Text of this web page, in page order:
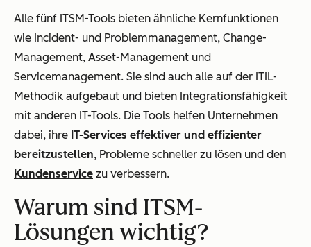
Alle fünf ITSM-Tools bieten ähnliche Kernfunktionen
wie Incident- und Problemmanagement, Change-
Management, Asset-Management und
Servicemanagement. Sie sind auch alle auf der ITIL-
Methodik aufgebaut und bieten Integrationsfähigkeit
mit anderen IT-Tools. Die Tools helfen Unternehmen
dabei, ihre IT-Services effektiver und effizienter
bereitzustellen, Probleme schneller zu lösen und den
Kundenservice zu verbessern.
Warum sind ITSM-
Lösungen wichtig?